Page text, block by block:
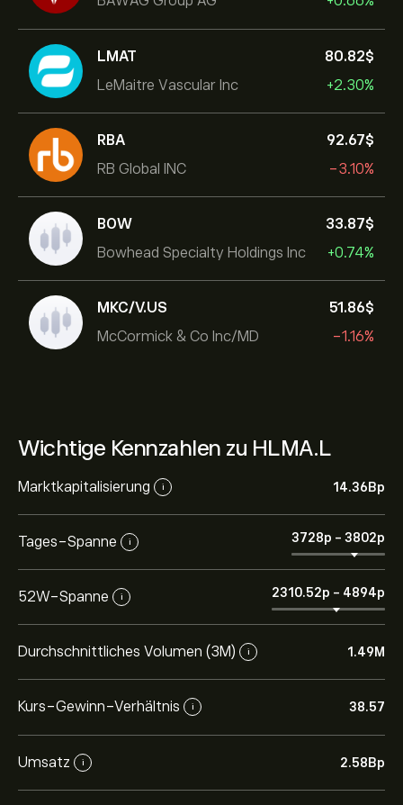
LMAT
LeMaitre Vascular Inc
80.82‎$‎
+2.30%
RBA
RB Global INC
92.67‎$‎
-3.10%
BOW
Bowhead Specialty Holdings Inc
33.87‎$‎
+0.74%
MKC/V.US
McCormick & Co Inc/MD
51.86‎$‎
-1.16%
Wichtige Kennzahlen zu HLMA.L
Marktkapitalisierung i 14.36B‎p‎
Tages-Spanne i 3728‎p‎ - 3802‎p‎
52W-Spanne i 2310.52‎p‎ - 4894‎p‎
Durchschnittliches Volumen (3M) i 1.49M
Kurs-Gewinn-Verhältnis i 38.57
Umsatz i 2.58B‎p‎